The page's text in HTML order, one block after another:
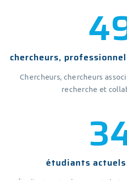
chercheurs,
Chercheurs, chercheurs
recherche et
étudiants actuels